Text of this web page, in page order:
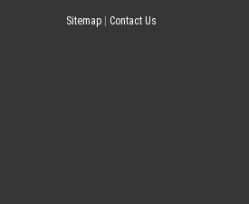
Sitemap Contact Us